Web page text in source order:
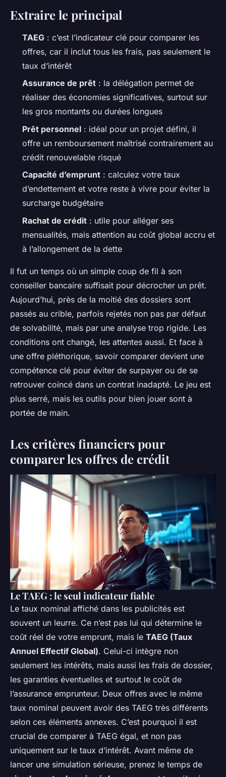
Top 5 conseils pour
sélectionner le meilleur crédit
Léovigilde• 23/04/2026 17:20 •10 min de lecture
Extraire le principal
TAEG : c’est l’indicateur clé pour comparer les
offres, car il inclut tous les frais, pas seulement le
taux d’intérêt
Assurance de prêt : la délégation permet de
réaliser des économies significatives, surtout sur
les gros montants ou durées longues
Prêt personnel : idéal pour un projet défini, il
offre un remboursement maîtrisé contrairement au
crédit renouvelable risqué
Capacité d’emprunt : calculez votre taux
d’endettement et votre reste à vivre pour éviter la
surcharge budgétaire
Rachat de crédit : utile pour alléger ses
mensualités, mais attention au coût global accru et
à l’allongement de la dette
Il fut un temps où un simple coup de fil à son
conseiller bancaire suffisait pour décrocher un prêt.
Aujourd’hui, près de la moitié des dossiers sont
passés au crible, parfois rejetés non pas par défaut
de solvabilité, mais par une analyse trop rigide. Les
conditions ont changé, les attentes aussi. Et face à
une offre pléthorique, savoir comparer devient une
compétence clé pour éviter de surpayer ou de se
retrouver coincé dans un contrat inadapté. Le jeu est
plus serré, mais les outils pour bien jouer sont à
portée de main.
Les critères financiers pour
comparer les offres de crédit
Le TAEG : le seul indicateur fiable
Le taux nominal affiché dans les publicités est
souvent un leurre. Ce n’est pas lui qui détermine le
coût réel de votre emprunt, mais le TAEG (Taux
Annuel Effectif Global). Celui-ci intègre non
seulement les intérêts, mais aussi les frais de dossier,
les garanties éventuelles et surtout le coût de
l’assurance emprunteur. Deux offres avec le même
taux nominal peuvent avoir des TAEG très différents
selon ces éléments annexes. C’est pourquoi il est
crucial de comparer à TAEG égal, et non pas
uniquement sur le taux d’intérêt. Avant même de
lancer une simulation sérieuse, prenez le temps de